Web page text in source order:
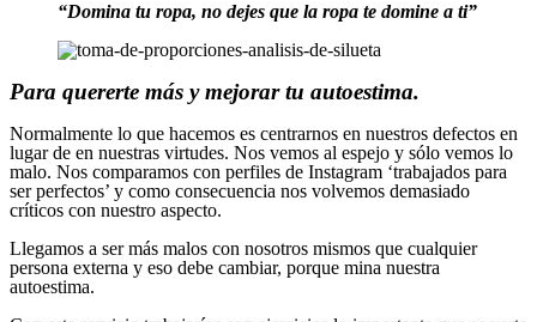
“Domina tu ropa, no dejes que la ropa te domine a ti”
Para quererte más y mejorar tu autoestima.
Normalmente lo que hacemos es centrarnos en nuestros defectos en
lugar de en nuestras virtudes. Nos vemos al espejo y sólo vemos lo
malo. Nos comparamos con perfiles de Instagram ‘trabajados para
ser perfectos’ y como consecuencia nos volvemos demasiado
críticos con nuestro aspecto.
Llegamos a ser más malos con nosotros mismos que cualquier
persona externa y eso debe cambiar, porque mina nuestra
autoestima.